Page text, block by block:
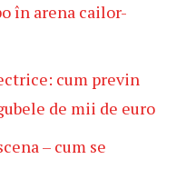
în arena cailor-
cum previn
de mii de euro
– cum se